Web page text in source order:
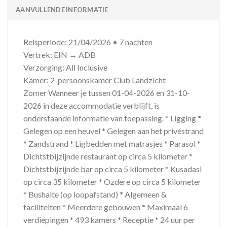
AANVULLENDE INFORMATIE
Reisperiode: 21/04/2026 • 7 nachten
Vertrek: EIN → ADB
Verzorging: All Inclusive
Kamer: 2-persoonskamer Club Landzicht
Zomer Wanneer je tussen 01-04-2026 en 31-10-
2026 in deze accommodatie verblijft, is
onderstaande informatie van toepassing. * Ligging *
Gelegen op een heuvel * Gelegen aan het privéstrand
* Zandstrand * Ligbedden met matrasjes * Parasol *
Dichtstbijzijnde restaurant op circa 5 kilometer *
Dichtstbijzijnde bar op circa 5 kilometer * Kusadasi
op circa 35 kilometer * Ozdere op circa 5 kilometer
* Bushalte (op loopafstand) * Algemeen &
faciliteiten * Meerdere gebouwen * Maximaal 6
verdiepingen * 493 kamers * Receptie * 24 uur per